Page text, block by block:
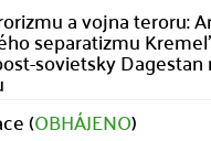
a vojna teroru:
separatizmu
sovietsky
(OBHÁJENO)